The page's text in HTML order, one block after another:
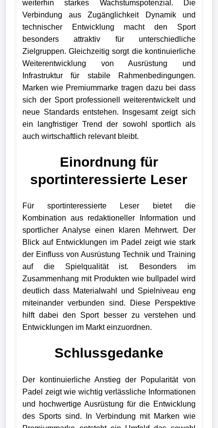
weiterhin starkes Wachstumspotenzial. Die
Verbindung aus Zugänglichkeit Dynamik und
technischer Entwicklung macht den Sport
besonders attraktiv für unterschiedliche
Zielgruppen. Gleichzeitig sorgt die kontinuierliche
Weiterentwicklung von Ausrüstung und
Infrastruktur für stabile Rahmenbedingungen.
Marken wie Premiummarke tragen dazu bei dass
sich der Sport professionell weiterentwickelt und
neue Standards entstehen. Insgesamt zeigt sich
ein langfristiger Trend der sowohl sportlich als
auch wirtschaftlich relevant bleibt.
Einordnung für
sportinteressierte Leser
Für sportinteressierte Leser bietet die
Kombination aus redaktioneller Information und
sportlicher Analyse einen klaren Mehrwert. Der
Blick auf Entwicklungen im Padel zeigt wie stark
der Einfluss von Ausrüstung Technik und Training
auf die Spielqualität ist. Besonders im
Zusammenhang mit Produkten wie bullpadel wird
deutlich dass Materialwahl und Spielniveau eng
miteinander verbunden sind. Diese Perspektive
hilft dabei den Sport besser zu verstehen und
Entwicklungen im Markt einzuordnen.
Schlussgedanke
Der kontinuierliche Anstieg der Popularität von
Padel zeigt wie wichtig verlässliche Informationen
und hochwertige Ausrüstung für die Entwicklung
des Sports sind. In Verbindung mit Marken wie